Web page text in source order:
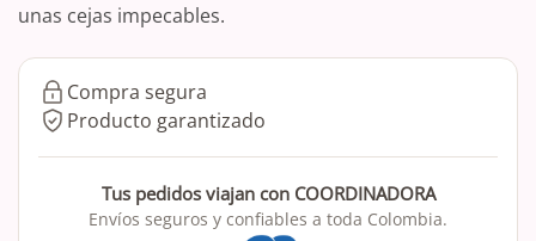
unas cejas impecables.
Compra segura
Producto garantizado
Tus pedidos viajan con COORDINADORA
Envíos seguros y confiables a toda Colombia.